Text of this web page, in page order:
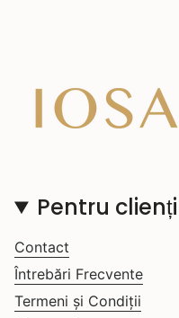
Pentru clienți
Contact
Întrebări Frecvente
Termeni și Condiții